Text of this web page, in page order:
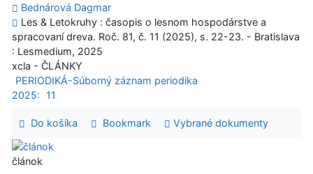
Bednárová Dagmar
Les & Letokruhy : časopis o lesnom hospodárstve a
spracovaní dreva. Roč. 81, č. 11 (2025), s. 22-23. - Bratislava
: Lesmedium, 2025
xcla - ČLÁNKY
PERIODIKÁ-Súborný záznam periodika
2025:
11
Do košíka Bookmark Vybrané dokumenty
článok